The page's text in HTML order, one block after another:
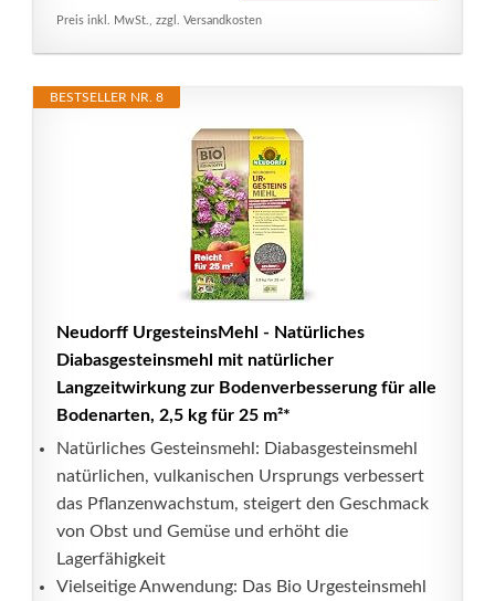
Preis inkl. MwSt., zzgl. Versandkosten
BESTSELLER NR. 8
Neudorff UrgesteinsMehl - Natürliches
Diabasgesteinsmehl mit natürlicher
Langzeitwirkung zur Bodenverbesserung für alle
Bodenarten, 2,5 kg für 25 m²*
Natürliches Gesteinsmehl: Diabasgesteinsmehl
natürlichen, vulkanischen Ursprungs verbessert
das Pflanzenwachstum, steigert den Geschmack
von Obst und Gemüse und erhöht die
Lagerfähigkeit
Vielseitige Anwendung: Das Bio Urgesteinsmehl